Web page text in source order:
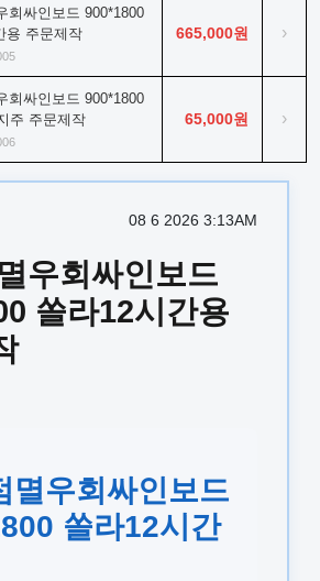
회싸인보드 900*1800
용 주문제작
665,000원 ›
회싸인보드 900*1800
주 주문제작
65,000원 ›
08 6 2026 3:13AM
우회싸인보드
쏠라12시간용
멸우회싸인보드
쏠라12시간